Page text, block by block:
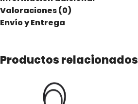
Valoraciones (0)
Envío y Entrega
Productos relacionados